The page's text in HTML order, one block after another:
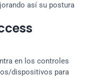
así su postura
en los controles
dispositivos para